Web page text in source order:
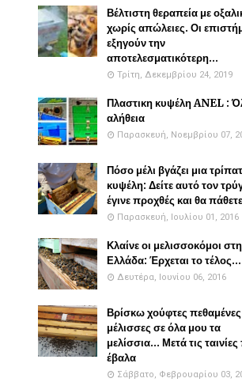
Βέλτιστη θεραπεία με
χωρίς απώλειες. Οι
εξηγούν την
αποτελεσματικότερη...
Τρίτη, Δεκεμβρίου 24, 2019
Πλαστικη κυψέλη ANEL :
αλήθεια
Παρασκευή, Νοεμβρίου 07,
Πόσο μέλι βγάζει μια
κυψέλη: Δείτε αυτό τον
έγινε προχθές και θα
Παρασκευή, Ιουλίου 01, 2016
Κλαίνε οι μελισσοκόμοι
Ελλάδα: Έρχεται το τέλος...
Δευτέρα, Ιουνίου 06, 2016
Βρίσκω χούφτες πεθαμένες
μέλισσες σε όλα μου τα
μελίσσια... Μετά τις
έβαλα
Σάββατο, Φεβρουαρίου 03,